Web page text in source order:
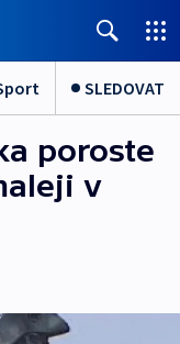
SLEDOVAT
poroste
v